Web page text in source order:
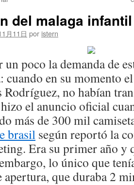
del malaga infantil
月11日 por istern
un poco la demanda de
cuando en su momento
Rodríguez, no habían
hizo el anuncio oficial
más de 300 mil
brasil según reportó la
Era su primer año y
lo único que
apertura, que duraba 2